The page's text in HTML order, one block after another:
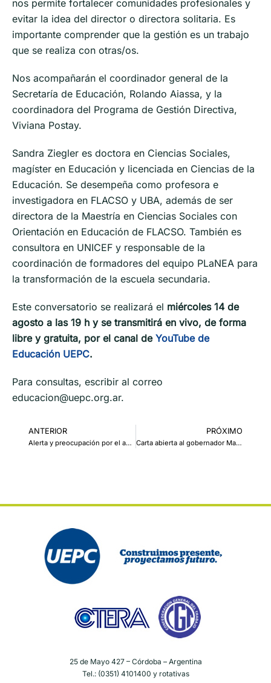
nos permite fortalecer comunidades profesionales y
evitar la idea del director o directora solitaria. Es
importante comprender que la gestión es un trabajo
que se realiza con otras/os.
Nos acompañarán el coordinador general de la
Secretaría de Educación, Rolando Aiassa, y la
coordinadora del Programa de Gestión Directiva,
Viviana Postay.
Sandra Ziegler es doctora en Ciencias Sociales,
magíster en Educación y licenciada en Ciencias de la
Educación. Se desempeña como profesora e
investigadora en FLACSO y UBA, además de ser
directora de la Maestría en Ciencias Sociales con
Orientación en Educación de FLACSO. También es
consultora en UNICEF y responsable de la
coordinación de formadores del equipo PLaNEA para
la transformación de la escuela secundaria.
Este conversatorio se realizará el miércoles 14 de
agosto a las 19 h y se transmitirá en vivo, de forma
libre y gratuita, por el canal de YouTube de
Educación UEPC.
Para consultas, escribir al correo
educacion@uepc.org.ar.
ANTERIOR
Alerta y preocupación por el asesinato de la madre de un compañero de H.I.J.O.S Córdoba y las amenazas a su familia
PRÓXIMO
Carta abierta al gobernador Martín Llaryora
25 de Mayo 427 – Córdoba – Argentina
Tel.: (0351) 4101400 y rotativas